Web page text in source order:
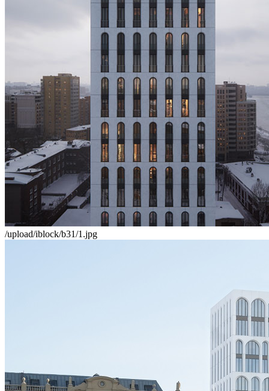
/upload/iblock/b31/1.jpg